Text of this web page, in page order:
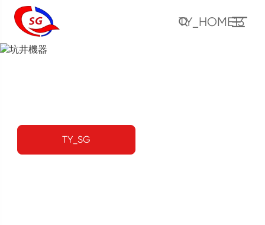
TY_HOME13
TY_SG